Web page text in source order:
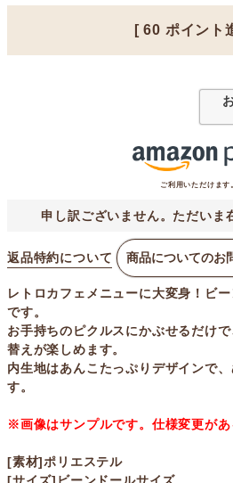
[ 60 ポイント
ご利用いただけます
申し訳ございません。ただいま
返品特約について 商品についてのお
レトロカフェメニューに大変身！ビ
です。
お手持ちのピクルスにかぶせるだけ
替えが楽しめます。
内生地はあんこたっぷりデザインで
す。
※画像はサンプルです。仕様変更があ
[素材]ポリエステル